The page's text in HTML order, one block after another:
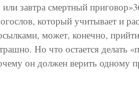
или завтра смертный
который учитывает и
может, конечно,
Но что остается делать
он должен верить одному